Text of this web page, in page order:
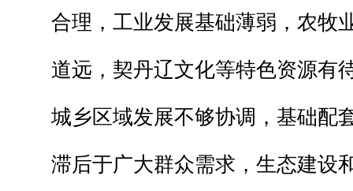
合理，工业发展基础薄弱，农牧
道远，契丹辽文化等特色资源有
城乡区域发展不够协调，基础配
滞后于广大群众需求，生态建设